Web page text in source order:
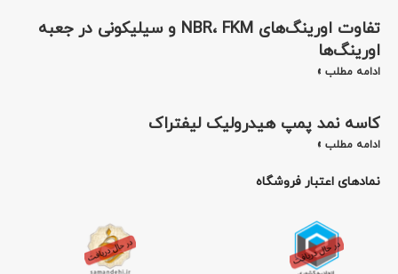
تفاوت اورینگ‌های NBR، FKM و سیلیکونی در جعبه
اورینگ‌ها
ادامه مطلب »
کاسه نمد پمپ هیدرولیک لیفتراک
ادامه مطلب »
نمادهای اعتبار فروشگاه